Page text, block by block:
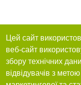
Цей сайт
веб-сайт
збору технічних
відвідувачів з